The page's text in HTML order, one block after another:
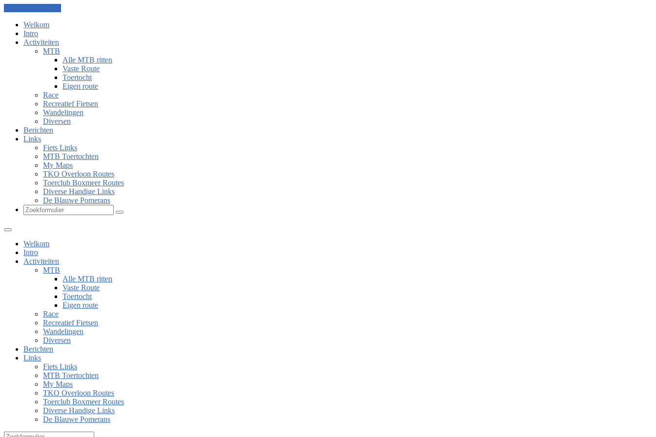
Welkom
Intro
Activiteiten
MTB
Alle MTB ritten
Vaste Route
Toertocht
Eigen route
Race
Recreatief Fietsen
Wandelingen
Diversen
Berichten
Links
Fiets Links
MTB Toertochten
My Maps
TKO Overloon Routes
Toerclub Boxmeer Routes
Diverse Handige Links
De Blauwe Pomerans
Zoeken
Welkom
Intro
Activiteiten
MTB
Alle MTB ritten
Vaste Route
Toertocht
Eigen route
Race
Recreatief Fietsen
Wandelingen
Diversen
Berichten
Links
Fiets Links
MTB Toertochten
My Maps
TKO Overloon Routes
Toerclub Boxmeer Routes
Diverse Handige Links
De Blauwe Pomerans